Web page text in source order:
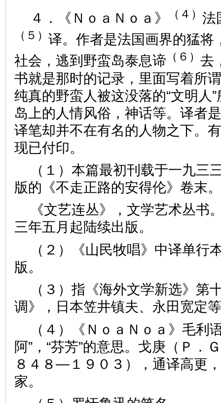
４．《ＮｏａＮｏａ》
（４） 法
（５） 译。作者是法国画界的猛将
社会，逃到野蛮岛泰息谛 （６） 去
书就是那时的记录，里面写着所
纯真的野蛮人被这没落的“文明人
岛上的人情风俗，神话等。译者
译笔却并不在有名的人物之下。
现已付印。
（１）本篇最初刊载于一九三
版的《不走正路的安得伦》卷末。
《文艺连丛》，文学艺术丛书
三年五月起陆续出版。
（２）《山民牧唱》中译单行
版。
（３）指《海外文学新选》第
调》，日本笠井镇夫、永田宽定
（４）《ＮｏａＮｏａ》毛利
阿”，“芬芳”的意思。戈庚（Ｐ．
８４８—１９０３），通译高更
家。